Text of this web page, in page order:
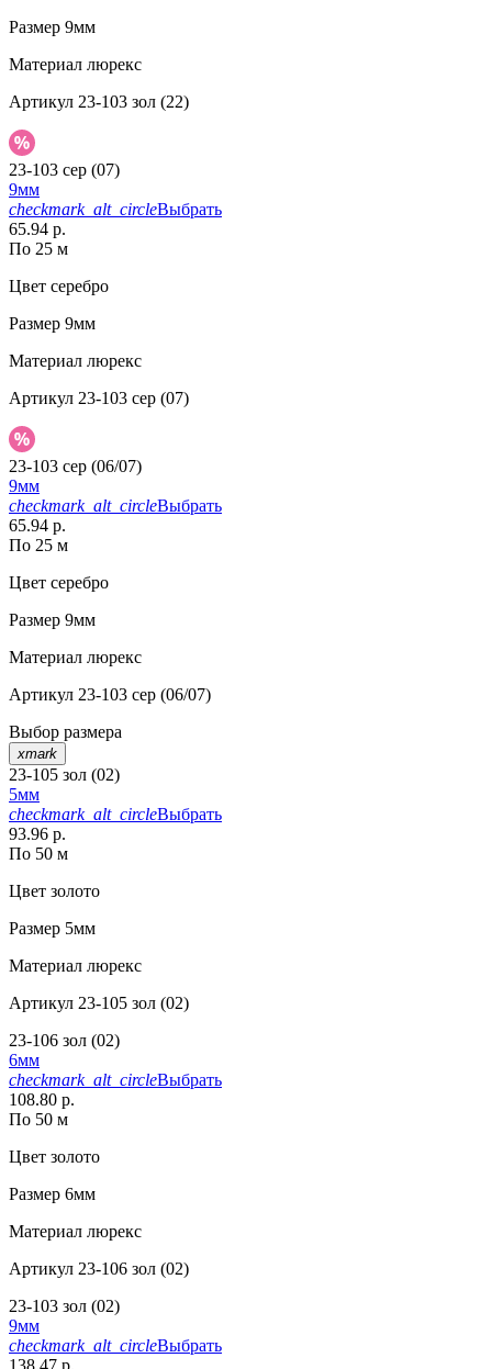
Размер 9мм
Материал люрекс
Артикул 23-103 зол (22)
23-103 сер (07)
9мм
checkmark_alt_circleВыбрать
65.94 р.
По 25 м
Цвет серебро
Размер 9мм
Материал люрекс
Артикул 23-103 сер (07)
23-103 сер (06/07)
9мм
checkmark_alt_circleВыбрать
65.94 р.
По 25 м
Цвет серебро
Размер 9мм
Материал люрекс
Артикул 23-103 сер (06/07)
Выбор размера
xmark
23-105 зол (02)
5мм
checkmark_alt_circleВыбрать
93.96 р.
По 50 м
Цвет золото
Размер 5мм
Материал люрекс
Артикул 23-105 зол (02)
23-106 зол (02)
6мм
checkmark_alt_circleВыбрать
108.80 р.
По 50 м
Цвет золото
Размер 6мм
Материал люрекс
Артикул 23-106 зол (02)
23-103 зол (02)
9мм
checkmark_alt_circleВыбрать
138.47 р.